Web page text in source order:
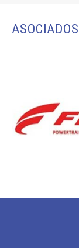
ASOCIADOS